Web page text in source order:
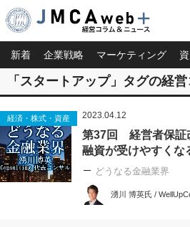
新着 企業戦略 マーケティング
「スタートアップ」タグの経
経済・株式・資産 2023.04.12
第37回 経営者保証
融資が受けやすくな
どうなる金融業界
湧川 博英氏 /